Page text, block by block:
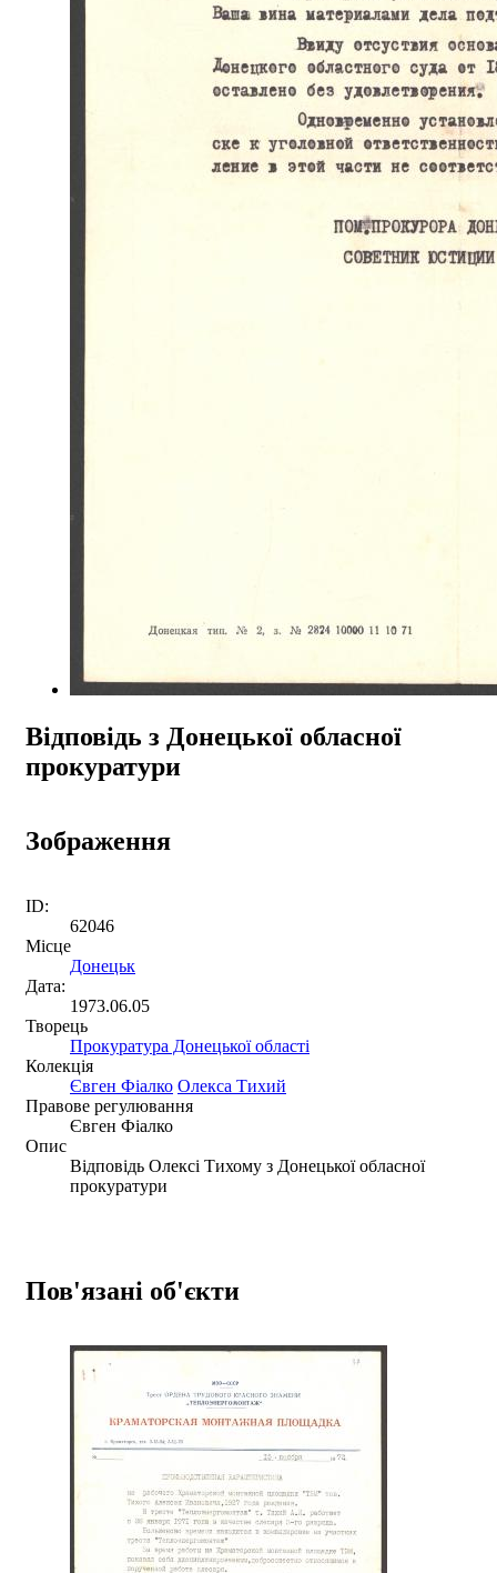
Відповідь з Донецької обласної
прокуратури
Зображення
ID:
62046
Місце
Донецьк
Дата:
1973.06.05
Творець
Прокуратура Донецької області
Колекція
Євген Фіалко Олекса Тихий
Правове регулювання
Євген Фіалко
Опис
Відповідь Олексі Тихому з Донецької обласної
прокуратури
Пов'язані об'єкти